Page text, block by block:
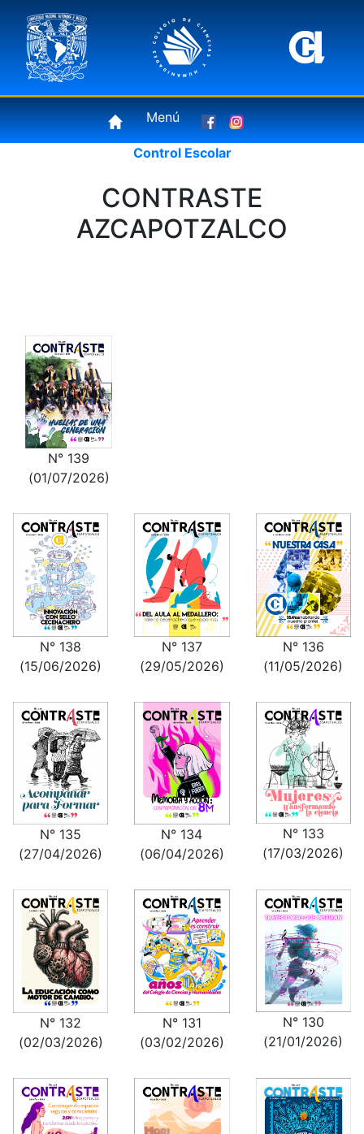
Menú
Control Escolar
CONTRASTE
AZCAPOTZALCO
N° 139
(01/07/2026)
N° 138
(15/06/2026)
N° 137
(29/05/2026)
N° 136
(11/05/2026)
N° 135
(27/04/2026)
N° 134
(06/04/2026)
N° 133
(17/03/2026)
N° 132
(02/03/2026)
N° 131
(03/02/2026)
N° 130
(21/01/2026)